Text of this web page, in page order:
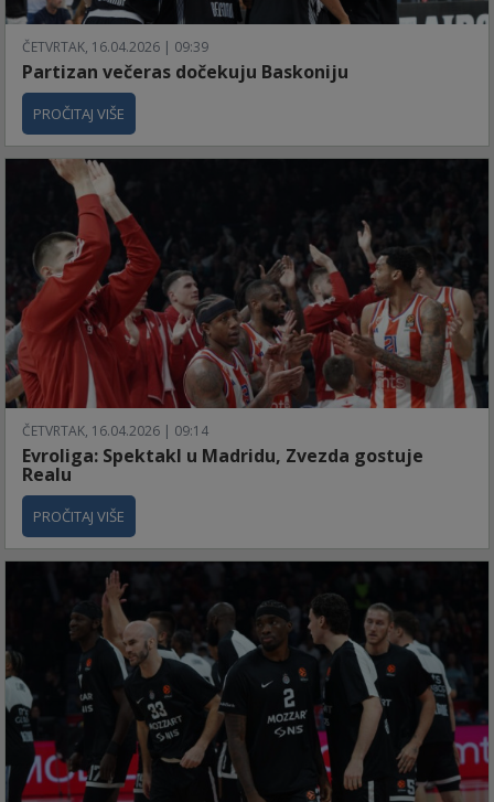
ČETVRTAK, 16.04.2026 | 09:39
Partizan večeras dočekuju Baskoniju
PROČITAJ VIŠE
ČETVRTAK, 16.04.2026 | 09:14
Evroliga: Spektakl u Madridu, Zvezda gostuje
Realu
PROČITAJ VIŠE